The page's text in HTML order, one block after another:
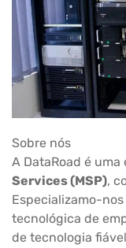
Sobre nós
A DataRoad é
Services (MSP),
Especializamo-
tecnológica de
de tecnologia